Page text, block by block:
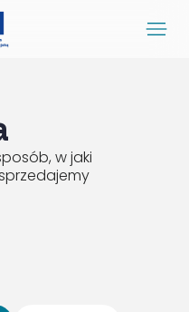
Menu
w jaki